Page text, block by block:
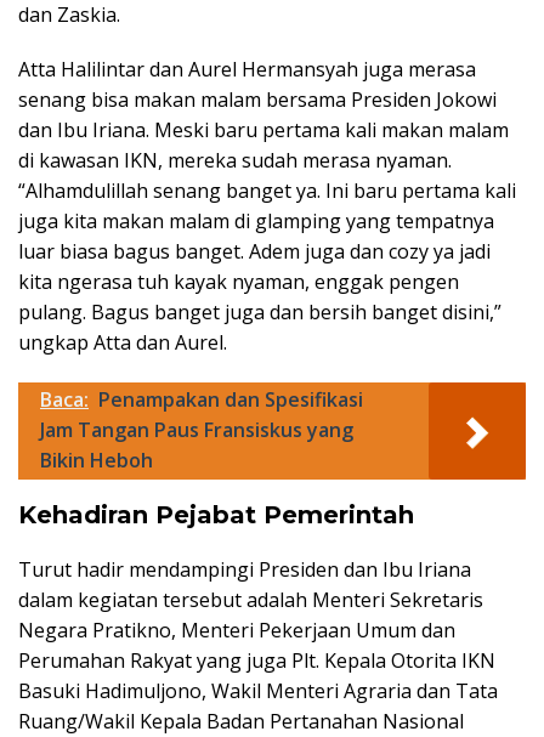
dan Zaskia.
Atta Halilintar dan Aurel Hermansyah juga merasa
senang bisa makan malam bersama Presiden Jokowi
dan Ibu Iriana. Meski baru pertama kali makan malam
di kawasan IKN, mereka sudah merasa nyaman.
“Alhamdulillah senang banget ya. Ini baru pertama kali
juga kita makan malam di glamping yang tempatnya
luar biasa bagus banget. Adem juga dan cozy ya jadi
kita ngerasa tuh kayak nyaman, enggak pengen
pulang. Bagus banget juga dan bersih banget disini,”
ungkap Atta dan Aurel.
Baca: Penampakan dan Spesifikasi
Jam Tangan Paus Fransiskus yang
Bikin Heboh
Kehadiran Pejabat Pemerintah
Turut hadir mendampingi Presiden dan Ibu Iriana
dalam kegiatan tersebut adalah Menteri Sekretaris
Negara Pratikno, Menteri Pekerjaan Umum dan
Perumahan Rakyat yang juga Plt. Kepala Otorita IKN
Basuki Hadimuljono, Wakil Menteri Agraria dan Tata
Ruang/Wakil Kepala Badan Pertanahan Nasional